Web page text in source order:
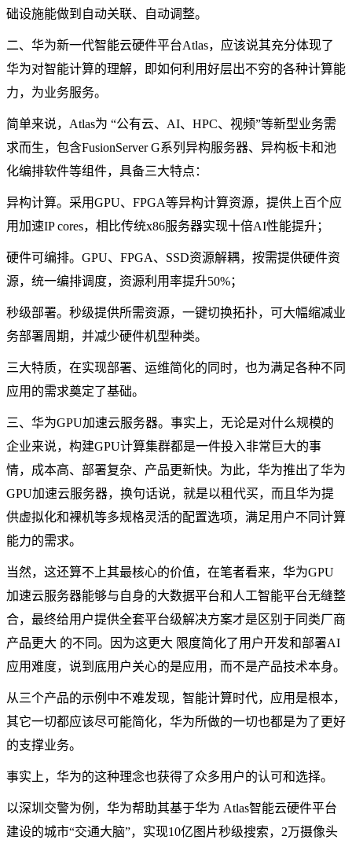
础设施能做到自动关联、自动调整。
二、华为新一代智能云硬件平台Atlas，应该说其充分体现了
华为对智能计算的理解，即如何利用好层出不穷的各种计算能
力，为业务服务。
简单来说，Atlas为 “公有云、AI、HPC、视频”等新型业务需
求而生，包含FusionServer G系列异构服务器、异构板卡和池
化编排软件等组件，具备三大特点：
异构计算。采用GPU、FPGA等异构计算资源，提供上百个应
用加速IP cores，相比传统x86服务器实现十倍AI性能提升；
硬件可编排。GPU、FPGA、SSD资源解耦，按需提供硬件资
源，统一编排调度，资源利用率提升50%；
秒级部署。秒级提供所需资源，一键切换拓扑，可大幅缩减业
务部署周期，并减少硬件机型种类。
三大特质，在实现部署、运维简化的同时，也为满足各种不同
应用的需求奠定了基础。
三、华为GPU加速云服务器。事实上，无论是对什么规模的
企业来说，构建GPU计算集群都是一件投入非常巨大的事
情，成本高、部署复杂、产品更新快。为此，华为推出了华为
GPU加速云服务器，换句话说，就是以租代买，而且华为提
供虚拟化和裸机等多规格灵活的配置选项，满足用户不同计算
能力的需求。
当然，这还算不上其最核心的价值，在笔者看来，华为GPU
加速云服务器能够与自身的大数据平台和人工智能平台无缝整
合，最终给用户提供全套平台级解决方案才是区别于同类厂商
产品更大 的不同。因为这更大 限度简化了用户开发和部署AI
应用难度，说到底用户关心的是应用，而不是产品技术本身。
从三个产品的示例中不难发现，智能计算时代，应用是根本，
其它一切都应该尽可能简化，华为所做的一切也都是为了更好
的支撑业务。
事实上，华为的这种理念也获得了众多用户的认可和选择。
以深圳交警为例，华为帮助其基于华为 Atlas智能云硬件平台
建设的城市“交通大脑”，实现10亿图片秒级搜索，2万摄像头